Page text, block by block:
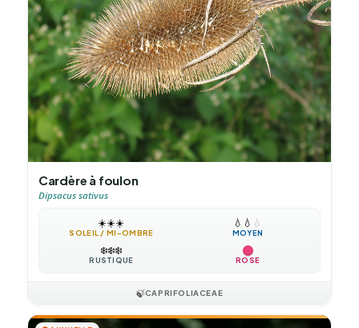
Cardère à foulon
Dipsacus sativus
☀️☀️☀️
SOLEIL / MI-OMBRE
💧 💧 💧
MOYEN
❄️❄️❄️
RUSTIQUE ROSE
🍃CAPRIFOLIACEAE